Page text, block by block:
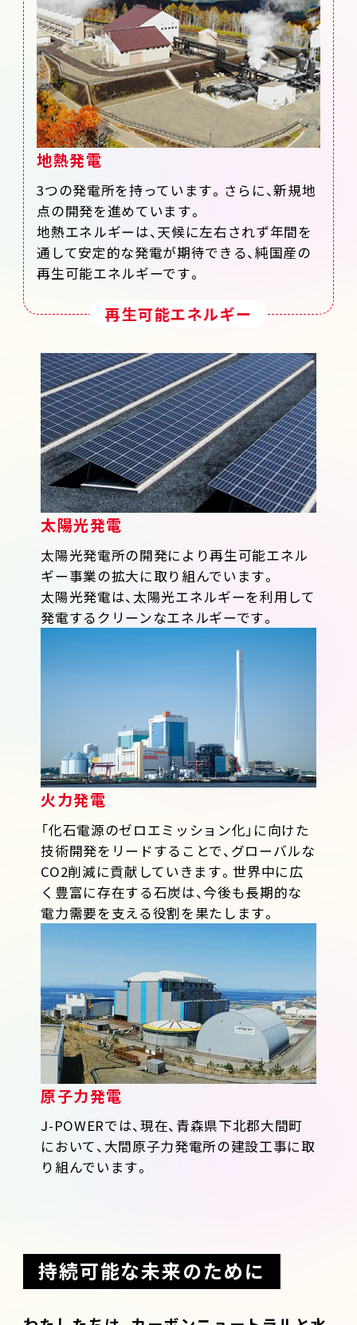
再生可能エネルギー
地熱発電
3つの発電所を持っています。さらに、新規地
点の開発を進めています。
地熱エネルギーは、天候に左右されず年間を
通して安定的な発電が期待できる、純国産の
再生可能エネルギーです。
太陽光発電
太陽光発電所の開発により再生可能エネル
ギー事業の拡大に取り組んでいます。
太陽光発電は、太陽光エネルギーを利用して
発電するクリーンなエネルギーです。
火力発電
「化石電源のゼロエミッション化」に向けた
技術開発をリードすることで、グローバルな
CO2削減に貢献していきます。世界中に広
く豊富に存在する石炭は、今後も長期的な
電力需要を支える役割を果たします。
原子力発電
J-POWERでは、現在、青森県下北郡大間町
において、大間原子力発電所の建設工事に取
り組んでいます。
持続可能な未来のために